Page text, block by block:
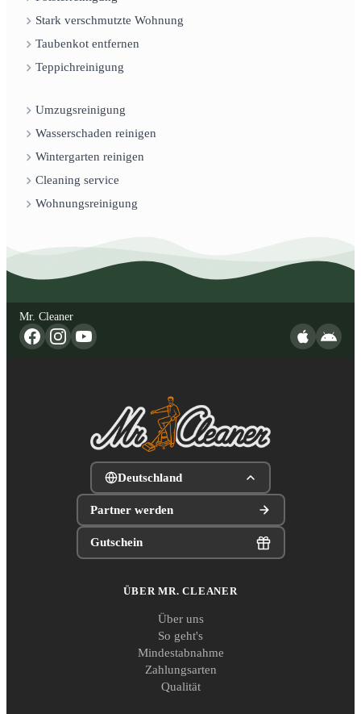
Stark verschmutzte Wohnung
Taubenkot entfernen
Teppichreinigung
Umzugsreinigung
Wasserschaden reinigen
Wintergarten reinigen
Cleaning service
Wohnungsreinigung
Mr. Cleaner
Deutschland
Partner werden
Gutschein
ÜBER MR. CLEANER
Über uns
So geht's
Mindestabnahme
Zahlungsarten
Qualität